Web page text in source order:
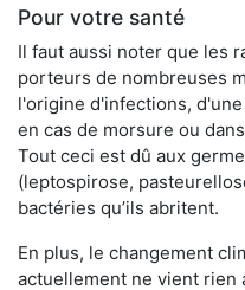
Pour votre santé
Il faut aussi noter que les
porteurs de nombreuses
l'origine d'infections,
en cas de morsure ou
Tout ceci est dû aux
(leptospirose,
bactéries qu’ils abritent.
En plus, le changement
actuellement ne vient rien